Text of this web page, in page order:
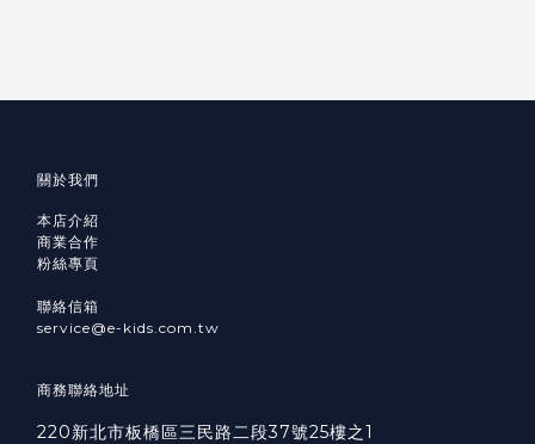
關於我們
本店介紹
商業合作
粉絲專頁
聯絡信箱
service@e-kids.com.tw
商務聯絡地址
220新北市板橋區三民路二段37號25樓之1